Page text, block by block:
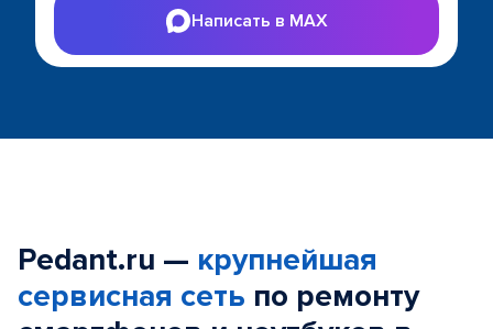
Написать в MAX
Pedant.ru — крупнейшая
сервисная сеть по ремонту